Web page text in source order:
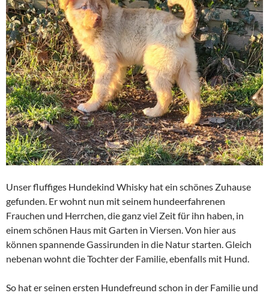
Unser fluffiges Hundekind Whisky hat ein schönes Zuhause
gefunden. Er wohnt nun mit seinem hundeerfahrenen
Frauchen und Herrchen, die ganz viel Zeit für ihn haben, in
einem schönen Haus mit Garten in Viersen. Von hier aus
können spannende Gassirunden in die Natur starten. Gleich
nebenan wohnt die Tochter der Familie, ebenfalls mit Hund.
So hat er seinen ersten Hundefreund schon in der Familie und